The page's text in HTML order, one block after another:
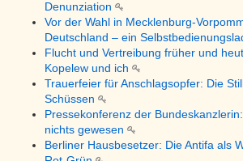
Denunziation
Vor der Wahl in Mecklenburg-
Deutschland – ein
Flucht und Vertreibung früher und
Kopelew und ich
Trauerfeier für Anschlagsopfer: Die
Schüssen
Pressekonferenz der
nichts gewesen
Berliner Hausbesetzer: Die Antifa als